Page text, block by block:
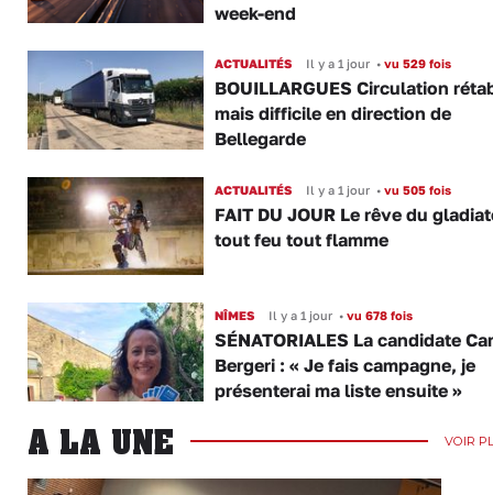
week-end
ACTUALITÉS Il y a 1 jour •vu 529 fois
BOUILLARGUES Circulation
mais difficile en direction de
Bellegarde
ACTUALITÉS Il y a 1 jour •vu 505 fois
FAIT DU JOUR Le rêve du
tout feu tout flamme
NÎMES Il y a 1 jour •vu 678 fois
SÉNATORIALES La candidate
Bergeri : « Je fais campagne, je
présenterai ma liste ensuite »
A LA UNE VOIR